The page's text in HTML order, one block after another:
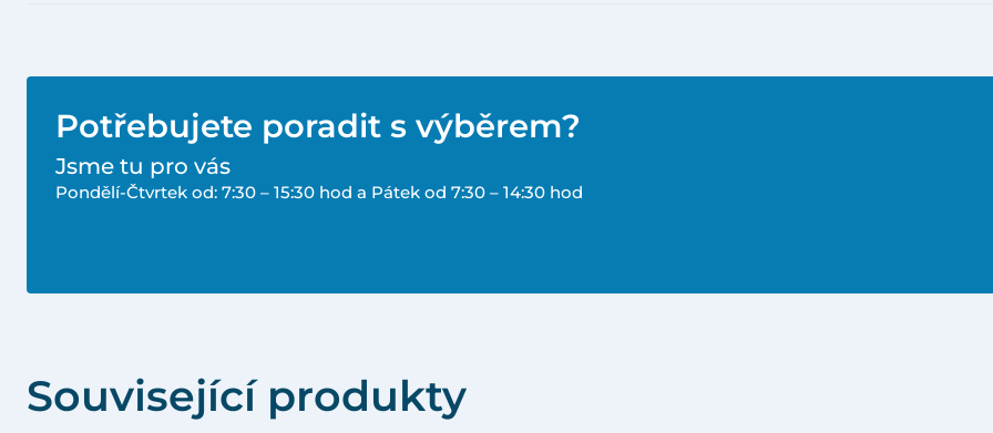
Potřebujete poradit s výběrem?
Jsme tu pro vás
Pondělí-Čtvrtek od: 7:30 – 15:30 hod a Pátek od 7:30 – 14:30 hod
Související produkty